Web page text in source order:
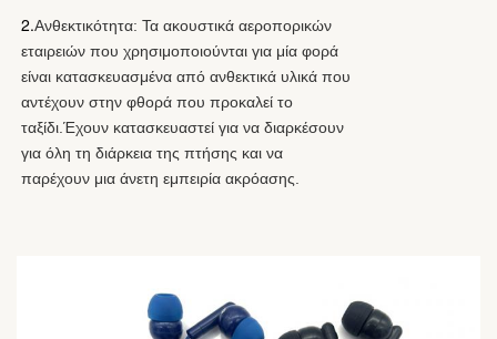
2.Ανθεκτικότητα: Τα ακουστικά αεροπορικών
εταιρειών που χρησιμοποιούνται για μία φορά
είναι κατασκευασμένα από ανθεκτικά υλικά που
αντέχουν στην φθορά που προκαλεί το
ταξίδι.Έχουν κατασκευαστεί για να διαρκέσουν
για όλη τη διάρκεια της πτήσης και να
παρέχουν μια άνετη εμπειρία ακρόασης.